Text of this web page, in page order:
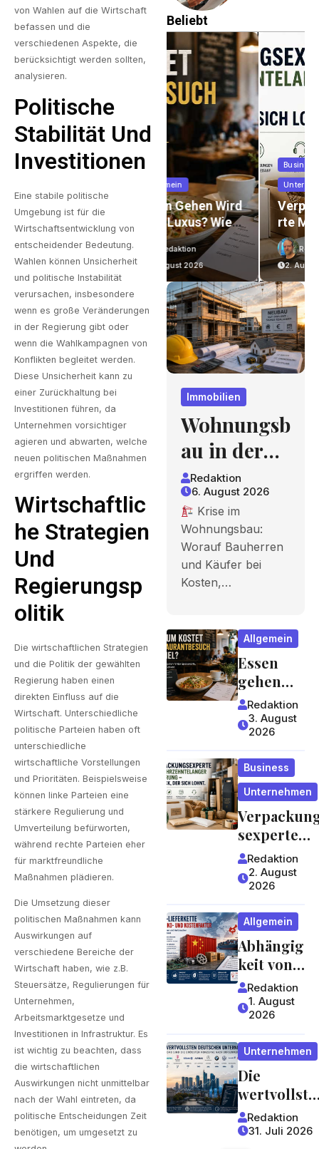
von Wahlen auf die Wirtschaft
befassen und die
verschiedenen Aspekte, die
berücksichtigt werden sollten,
analysieren.
Politische
Stabilität Und
Investitionen
Eine stabile politische
Umgebung ist für die
Wirtschaftsentwicklung von
entscheidender Bedeutung.
Wahlen können Unsicherheit
und politische Instabilität
verursachen, insbesondere
wenn es große Veränderungen
in der Regierung gibt oder
wenn die Wahlkampagnen von
Konflikten begleitet werden.
Diese Unsicherheit kann zu
einer Zurückhaltung bei
Investitionen führen, da
Unternehmen vorsichtiger
agieren und abwarten, welche
neuen politischen Maßnahmen
ergriffen werden.
Wirtschaftlic
He Strategien
Und
Regierungsp
Olitik
Die wirtschaftlichen Strategien
und die Politik der gewählten
Regierung haben einen
direkten Einfluss auf die
Wirtschaft. Unterschiedliche
politische Parteien haben oft
unterschiedliche
wirtschaftliche Vorstellungen
und Prioritäten. Beispielsweise
können linke Parteien eine
stärkere Regulierung und
Umverteilung befürworten,
während rechte Parteien eher
für marktfreundliche
Maßnahmen plädieren.
Die Umsetzung dieser
politischen Maßnahmen kann
Auswirkungen auf
verschiedene Bereiche der
Wirtschaft haben, wie z.B.
Steuersätze, Regulierungen für
Unternehmen,
Arbeitsmarktgesetze und
Investitionen in Infrastruktur. Es
ist wichtig zu beachten, dass
die wirtschaftlichen
Auswirkungen nicht unmittelbar
nach der Wahl eintreten, da
politische Entscheidungen Zeit
benötigen, um umgesetzt zu
Beliebt
Essen Gehen Wird
Zum Luxus? Wie
Gastronomiepreis
E Entstehen Und
Worauf Gäste
Achten Können
Redaktion
3. August 2026
Business
Unternehmen
Verpackungsexpe
Rte Mit
Jahrzehntelanger
Erfahrung – Ein
Blick, Der Sich
Lohnt
Redaktion
2. August 2026
Immobilien
Wohnungsb
au in der
Krise:
Worauf
Bauherren
und Käufer
bei Kosten,
ng und
Zeitplan
achten
sollten
Redaktion
6. August 2026
Krise im
Wohnungsbau:
Worauf Bauherren
und Käufer bei
Kosten,…
Allgemein
Essen
gehen
wird zum
Luxus?
Wie
Gastrono
miepreis
e
entstehe
n und
worauf
Gäste
achten
Redaktion
3. August
2026
Business
Unternehmen
sexperte
mit
jahrzehntel
anger
Erfahrung
ein Blick,
der sich
lohnt
Redaktion
2. August
2026
Allgemein
Abhängig
keit von
China:
Welche
Risiken
Lieferket
ten für
Unterneh
men und
Verbrauc
her
Redaktion
1. August
2026
Unternehmen
Die
wertvollste
n
deutschen
Redaktion
31. Juli 2026